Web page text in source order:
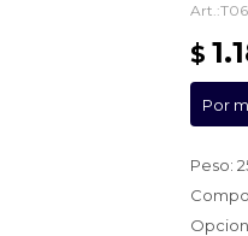
$
Por
Peso: